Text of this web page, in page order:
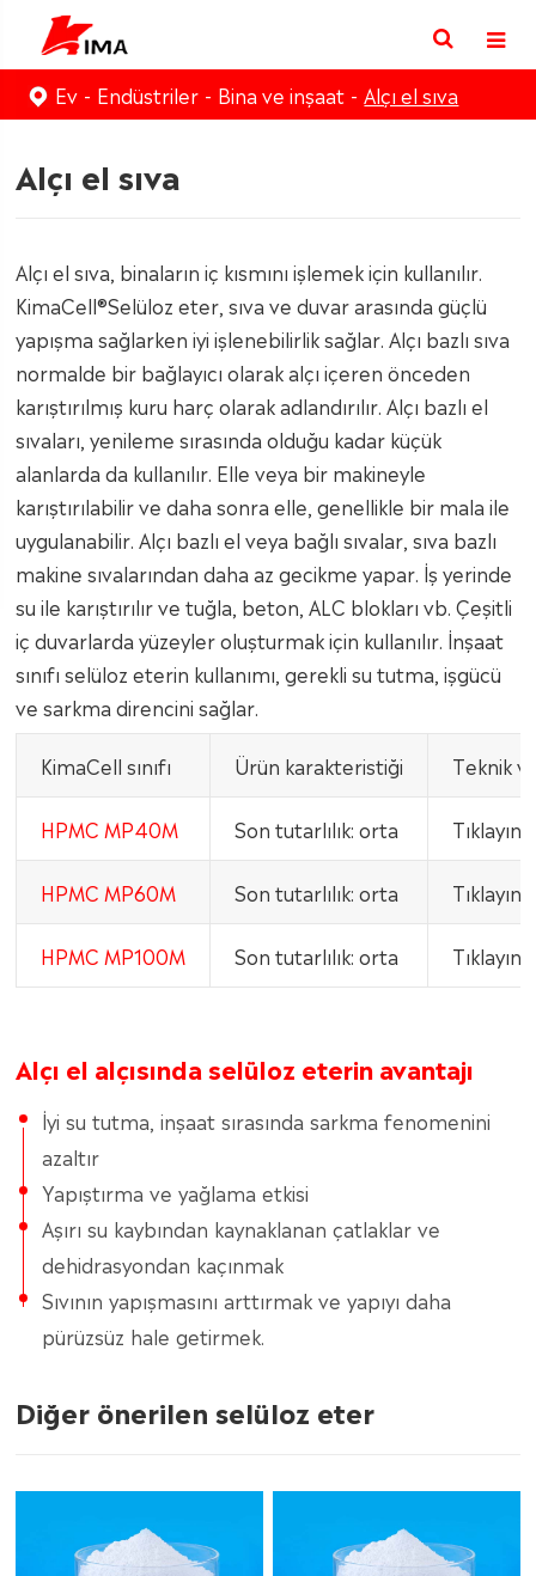
Ev Endüstriler Bina ve inşaat Alçı el sıva
Alçı el sıva
Alçı el sıva, binaların iç kısmını işlemek için kullanılır.
KimaCell®Selüloz eter, sıva ve duvar arasında güçlü
yapışma sağlarken iyi işlenebilirlik sağlar. Alçı bazlı sıva
normalde bir bağlayıcı olarak alçı içeren önceden
karıştırılmış kuru harç olarak adlandırılır. Alçı bazlı el
sıvaları, yenileme sırasında olduğu kadar küçük
alanlarda da kullanılır. Elle veya bir makineyle
karıştırılabilir ve daha sonra elle, genellikle bir mala ile
uygulanabilir. Alçı bazlı el veya bağlı sıvalar, sıva bazlı
makine sıvalarından daha az gecikme yapar. İş yerinde
su ile karıştırılır ve tuğla, beton, ALC blokları vb. Çeşitli
iç duvarlarda yüzeyler oluşturmak için kullanılır. İnşaat
sınıfı selüloz eterin kullanımı, gerekli su tutma, işgücü
ve sarkma direncini sağlar.
KimaCell sınıfı Ürün karakteristiği Teknik
HPMC MP40M Son tutarlılık: orta Tıklayın
HPMC MP60M Son tutarlılık: orta Tıklayın
HPMC MP100M Son tutarlılık: orta Tıklayın
Alçı el alçısında selüloz eterin avantajı
İyi su tutma, inşaat sırasında sarkma fenomenini
azaltır
Yapıştırma ve yağlama etkisi
Aşırı su kaybından kaynaklanan çatlaklar ve
dehidrasyondan kaçınmak
Sıvının yapışmasını arttırmak ve yapıyı daha
pürüzsüz hale getirmek.
Diğer önerilen selüloz eter